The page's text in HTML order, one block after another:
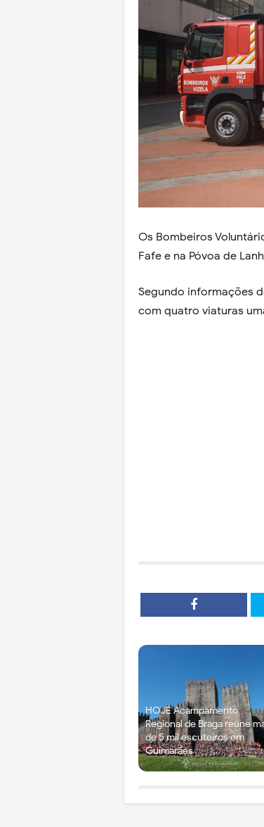
Os Bombeiros
Fafe e na Póvoa de
Segundo informações
com quatro viaturas
HOJE Acampamento
Regional de Braga reúne
de 5 mil escuteiros em
Guimarães